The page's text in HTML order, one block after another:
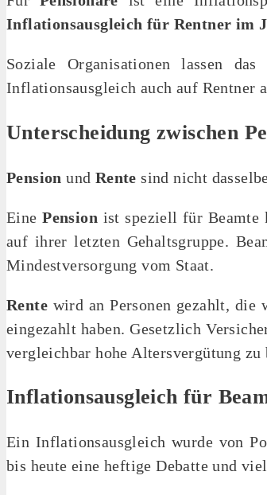
Inflationsausgleich für Rentner im
Soziale Organisationen lassen
Inflationsausgleich auch auf Rentner
Unterscheidung zwischen
Pension und Rente sind nicht
EinePension ist speziell für Beamte
auf ihrer letzten Gehaltsgruppe.
Mindestversorgung vom Staat.
Rente wird an Personen gezahlt, die
eingezahlt haben. Gesetzlich
vergleichbar hohe Alters­vergütung zu
Inflationsausgleich für
Ein Inflationsausgleich wurde von
bis heute eine heftige Debatte und